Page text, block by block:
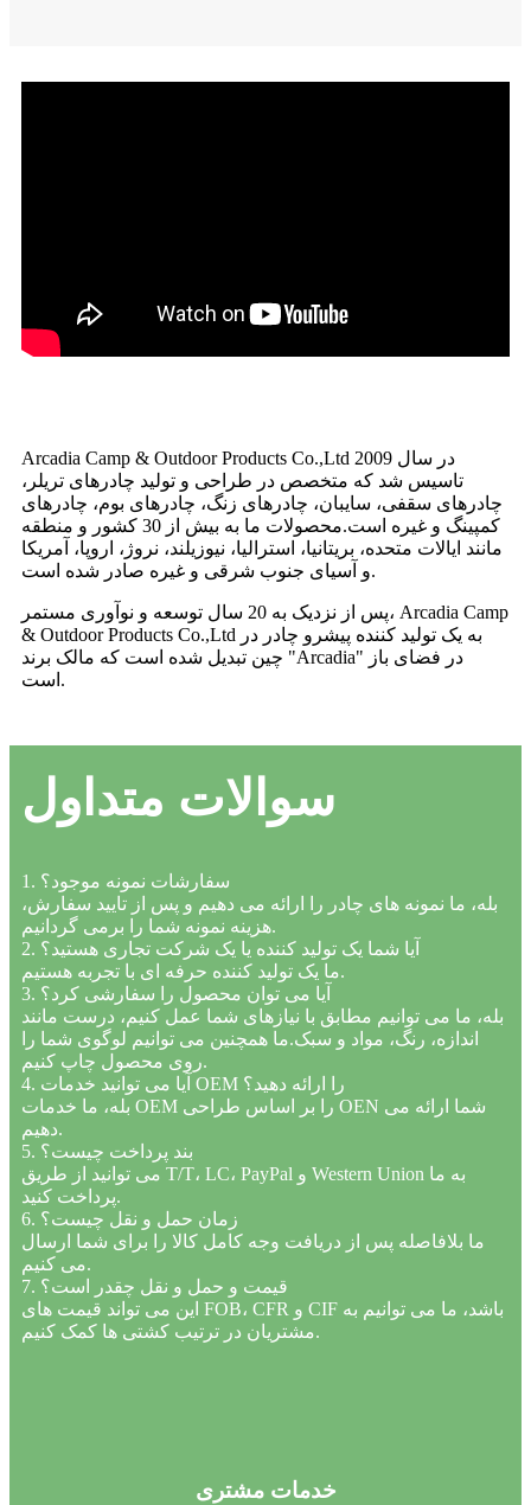
Arcadia Camp & Outdoor Products Co.,Ltd در سال 2009
تاسیس شد که متخصص در طراحی و تولید چادرهای تریلر،
چادرهای سقفی، سایبان، چادرهای زنگ، چادرهای بوم، چادرهای
کمپینگ و غیره است.محصولات ما به بیش از 30 کشور و منطقه
مانند ایالات متحده، بریتانیا، استرالیا، نیوزیلند، نروژ، اروپا، آمریکا
و آسیای جنوب شرقی و غیره صادر شده است.
پس از نزدیک به 20 سال توسعه و نوآوری مستمر، Arcadia Camp
& Outdoor Products Co.,Ltd به یک تولید کننده پیشرو چادر در
چین تبدیل شده است که مالک برند "Arcadia" در فضای باز
است.
سوالات متداول
1. سفارشات نمونه موجود؟
بله، ما نمونه های چادر را ارائه می دهیم و پس از تایید سفارش،
هزینه نمونه شما را برمی گردانیم.
2. آیا شما یک تولید کننده یا یک شرکت تجاری هستید؟
ما یک تولید کننده حرفه ای با تجربه هستیم.
3. آیا می توان محصول را سفارشی کرد؟
بله، ما می توانیم مطابق با نیازهای شما عمل کنیم، درست مانند
اندازه، رنگ، مواد و سبک.ما همچنین می توانیم لوگوی شما را
روی محصول چاپ کنیم.
4. آیا می توانید خدمات OEM را ارائه دهید؟
بله، ما خدمات OEM را بر اساس طراحی OEN شما ارائه می
دهیم.
5. بند پرداخت چیست؟
می توانید از طریق T/T، LC، PayPal و Western Union به ما
پرداخت کنید.
6. زمان حمل و نقل چیست؟
ما بلافاصله پس از دریافت وجه کامل کالا را برای شما ارسال
می کنیم.
7. قیمت و حمل و نقل چقدر است؟
این می تواند قیمت های FOB، CFR و CIF باشد، ما می توانیم به
مشتریان در ترتیب کشتی ها کمک کنیم.
خدمات مشتری